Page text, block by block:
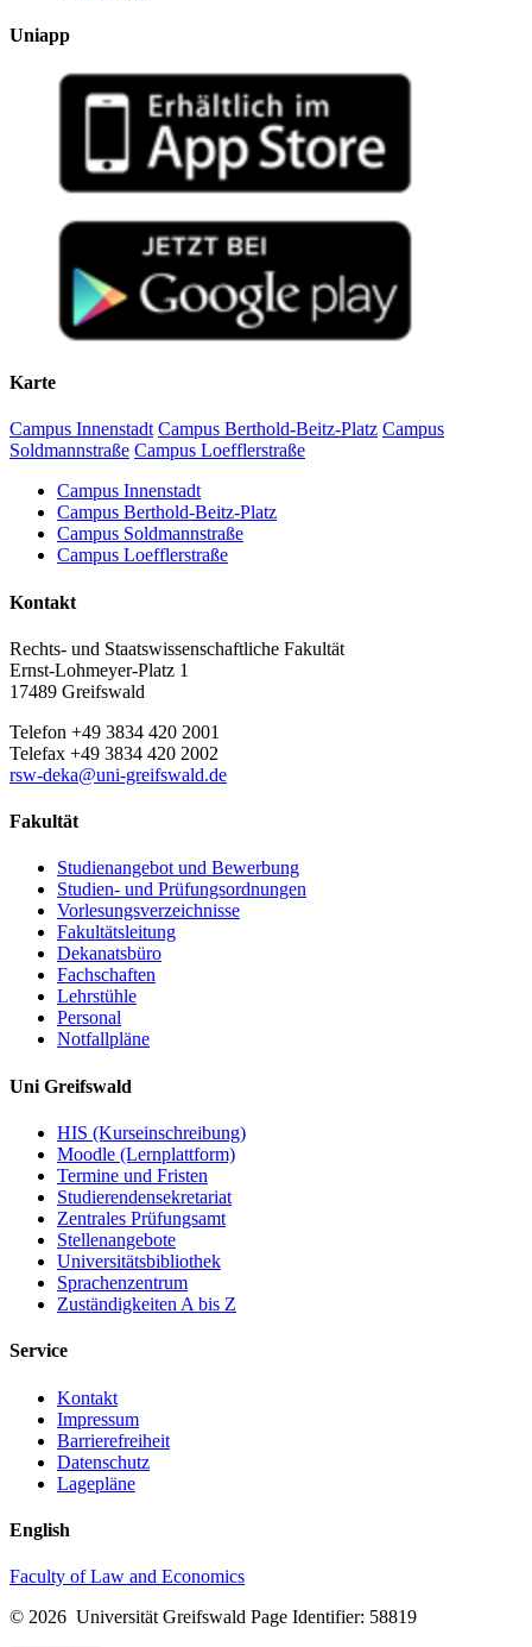
Uniapp
Karte
Campus Innenstadt Campus Berthold-Beitz-Platz Campus
Soldmannstraße Campus Loefflerstraße
Campus Innenstadt
Campus Berthold-Beitz-Platz
Campus Soldmannstraße
Campus Loefflerstraße
Kontakt
Rechts- und Staatswissenschaftliche Fakultät
Ernst-Lohmeyer-Platz 1
17489 Greifswald
Telefon +49 3834 420 2001
Telefax +49 3834 420 2002
rsw-deka@uni-greifswald.de
Fakultät
Studienangebot und Bewerbung
Studien- und Prüfungsordnungen
Vorlesungsverzeichnisse
Fakultätsleitung
Dekanatsbüro
Fachschaften
Lehrstühle
Personal
Notfallpläne
Uni Greifswald
HIS (Kurseinschreibung)
Moodle (Lernplattform)
Termine und Fristen
Studierendensekretariat
Zentrales Prüfungsamt
Stellenangebote
Universitätsbibliothek
Sprachenzentrum
Zuständigkeiten A bis Z
Service
Kontakt
Impressum
Barrierefreiheit
Datenschutz
Lagepläne
English
Faculty of Law and Economics
© 2026 Universität Greifswald Page Identifier: 58819